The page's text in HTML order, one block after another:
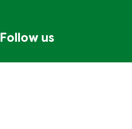
Follow us